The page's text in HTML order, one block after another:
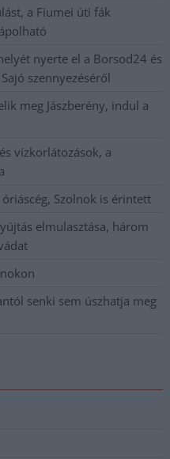
a Fiumei úti fák
nyerte el a Borsod24 és
szennyezéséről
meg Jászberény, indul a
vízkorlátozások, a
Szolnok is érintett
elmulasztása, három
senki sem úszhatja meg